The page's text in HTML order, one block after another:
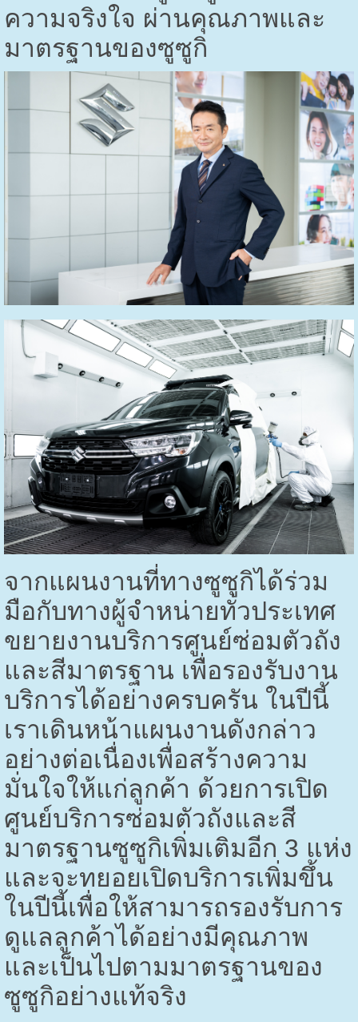
ความจริงใจ ผ่านคุณภาพและ
มาตรฐานของซูซูกิ
จากแผนงานที่ทางซูซูกิได้ร่วม
มือกับทางผู้จำหน่ายทั่วประเทศ
ขยายงานบริการศูนย์ซ่อมตัวถัง
และสีมาตรฐาน เพื่อรองรับงาน
บริการได้อย่างครบครัน ในปีนี้
เราเดินหน้าแผนงานดังกล่าว
อย่างต่อเนื่องเพื่อสร้างความ
มั่นใจให้แก่ลูกค้า ด้วยการเปิด
ศูนย์บริการซ่อมตัวถังและสี
มาตรฐานซูซูกิเพิ่มเติมอีก 3 แห่ง
และจะทยอยเปิดบริการเพิ่มขึ้น
ในปีนี้เพื่อให้สามารถรองรับการ
ดูแลลูกค้าได้อย่างมีคุณภาพ
และเป็นไปตามมาตรฐานของ
ซูซูกิอย่างแท้จริง